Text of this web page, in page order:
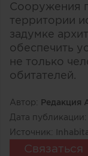
Сооружения
территории
задумке
обеспечить
не только
обитателей.
Автор: Редакция
Дата публикации:
Источник:
Связаться